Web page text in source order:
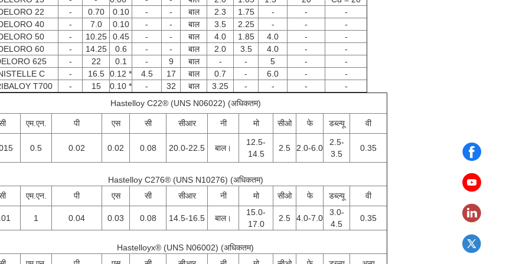
22
- 0.70 0.10 - - बाल 2.3 1.75 - -
-
40
- 7.0 0.10 - - बाल 3.5 2.25 - -
-
50
- 10.25 0.45 - - बाल 4.0 1.85 4.0 -
-
60
- 14.25 0.6 - - बाल 2.0 3.5 4.0 -
-
625
- 22 0.1 - 9 बाल - - 5 -
-
C
- 16.5 0.12 * 4.5 17 बाल 0.7 - 6.0 -
-
T700
- 15 0.10 * - 32 बाल 3.25 - - -
-
Hastelloy C22® (UNS N06022) (अधिकतम)
एम.एन. पी एस सी सीआर नी मो सीओ फे डब्ल्यू वी
0.5 0.02 0.02 0.08 20.0-22.5 बाल।
12.5-
14.5
2.5 2.0-6.0
2.5-
3.5
0.35
Hastelloy C276® (UNS N10276) (अधिकतम)
एम.एन. पी एस सी सीआर नी मो सीओ फे डब्ल्यू वी
1 0.04 0.03 0.08 14.5-16.5 बाल।
15.0-
17.0
2.5 4.0-7.0
3.0-
4.5
0.35
Hastelloyx® (UNS N06002) (अधिकतम)